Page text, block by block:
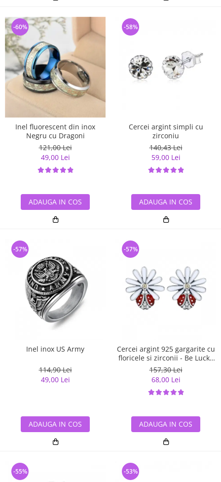
Inel fluorescent din inox
Negru cu Dragoni
121,00 Lei
49,00 Lei
-60%
ADAUGA IN COS
Cercei argint simpli cu
zirconiu
140,43 Lei
59,00 Lei
-58%
ADAUGA IN COS
Inel inox US Army
114,90 Lei
49,00 Lei
-57%
ADAUGA IN COS
Cercei argint 925 gargarite cu
floricele si zirconii - Be Lucky
EST0022
157,30 Lei
68,00 Lei
-57%
ADAUGA IN COS
-55% -53%